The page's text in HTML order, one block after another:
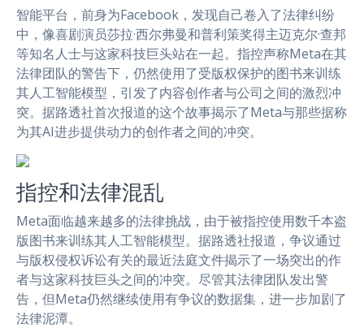
m p e
r
智能平台，前身为Facebook，发现自己卷入了法律纠纷
中，像喜剧演员莎拉·西尔弗曼和普利策奖得主迈克尔·查邦
等知名人士与这家科技巨头站在一起。指控声称Meta在其
法律团队的警告下，仍然使用了受版权保护的图书来训练
其人工智能模型，引发了内容创作者与公司之间的激烈冲
突。据路透社首次报道的这个故事揭示了Meta与那些据称
为其AI进步提供动力的创作者之间的冲突。
指控和法律混乱
Meta面临越来越多的法律挑战，由于被指控使用数千本盗
版图书来训练其人工智能模型。据路透社报道，争议通过
与版权侵权诉讼有关的最近法庭文件揭示了一场突出的作
者与这家科技巨头之间的冲突。尽管其法律团队发出警
告，但Meta仍然继续使用有争议的数据集，进一步加剧了
法律泥潭。